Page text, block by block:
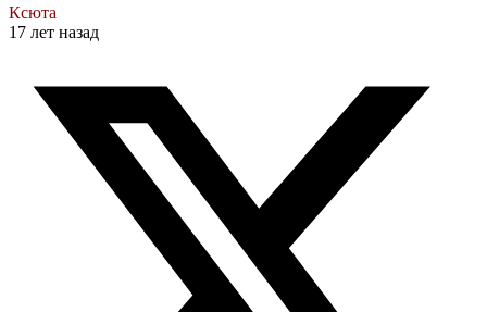
Ксюта
17 лет назад